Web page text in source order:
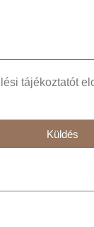
tájékoztatót
Küldés